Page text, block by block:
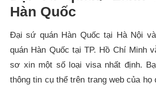
Hàn Quốc
Đại sứ quán Hàn Quốc tại Hà Nội
quán Hàn Quốc tại TP. Hồ Chí Minh
sơ xin một số loại visa nhất định.
thông tin cụ thể trên trang web của họ